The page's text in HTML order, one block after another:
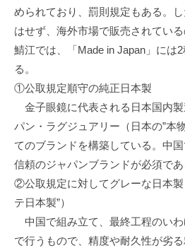
o
められており、罰則規定もある。
はせず、海外市場で販売されている
鯖江では、「Made in Japan」には
る。
①公取規定順守の純正日本製
金子眼鏡に代表される日本国内
パン・ラグジュアリー（日本の”本
てのブランドを構築している。中国
信頼のジャパンブランドが必須であ
②公取規定に対してグレーな日本製
テ日本製”）
中国で組み立て、最終工程のいわ
で行うもので、精度や耐久性が劣